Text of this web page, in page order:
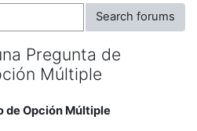
Search forums
Pregunta de
Múltiple
de Opción Múltiple